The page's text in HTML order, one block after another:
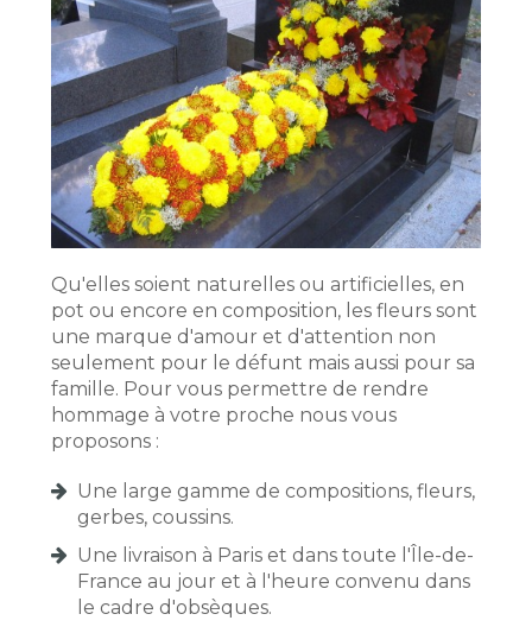
Qu'elles soient naturelles ou artificielles, en
pot ou encore en composition, les fleurs sont
une marque d'amour et d'attention non
seulement pour le défunt mais aussi pour sa
famille. Pour vous permettre de rendre
hommage à votre proche nous vous
proposons :
Une large gamme de compositions, fleurs,
gerbes, coussins.
Une livraison à Paris et dans toute l'Île-de-
France au jour et à l'heure convenu dans
le cadre d'obsèques.